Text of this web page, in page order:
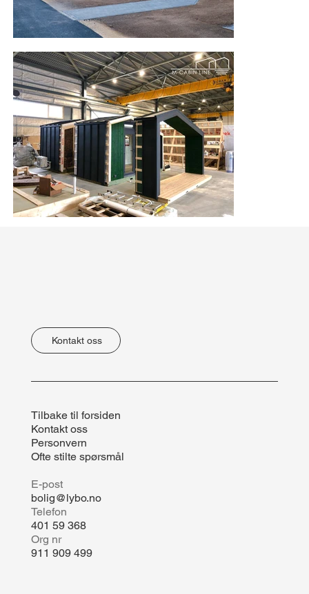
Kontakt oss
E-post
bolig@lybo.no
Telefon
401 59 368
Org nr
911 909 499
Tilbake til forsiden
Kontakt oss
Personvern
Ofte stilte spørsmål